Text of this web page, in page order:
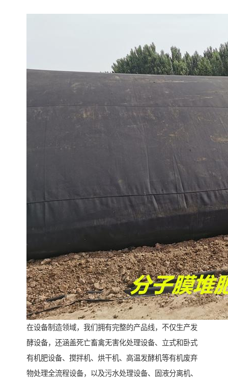
在设备制造领域，我们拥有完整的产品线，不仅生产发
酵设备，还涵盖死亡畜禽无害化处理设备、立式和卧式
有机肥设备、搅拌机、烘干机、高温发酵机等有机废弃
物处理全流程设备，以及污水处理设备、固液分离机、